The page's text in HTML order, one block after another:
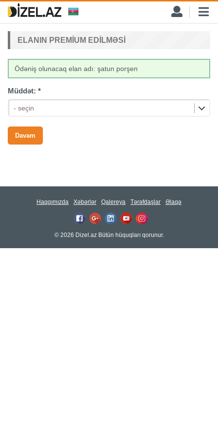
ELANIN PREMIUM EDILMƏSI
Ödəniş olunacaq elan adı: şatun porşen
Müddət: *
- seçin
Haqqımızda Xəbərlər Qalereya Tərəfdaşlar Əlaqə
© 2026 Dizel.az Bütün hüquqları qorunur.